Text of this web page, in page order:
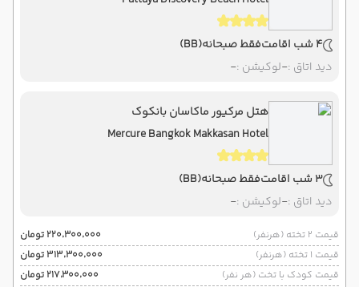
4 شب اقامت فقط صبحانه(BB)
دید اتاق :-لوکیشن :-
هتل مرکیور ماکاسان بانکوک
Mercure Bangkok Makkasan Hotel
3 شب اقامت فقط صبحانه(BB)
دید اتاق :-لوکیشن :-
قیمت 2 تخته (هرنفر)
۲۲۰٬۳۰۰٬۰۰۰ تومان
قیمت 1 تخته (هرنفر)
۳۱۳٬۳۰۰٬۰۰۰ تومان
قیمت کودک با تخت (هر نفر)
۲۱۷٬۳۰۰٬۰۰۰ تومان